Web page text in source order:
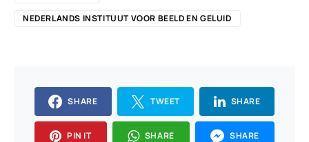
NEDERLANDS INSTITUUT VOOR BEELD EN GELUID
SHARE TWEET SHARE
PIN IT SHARE SHARE